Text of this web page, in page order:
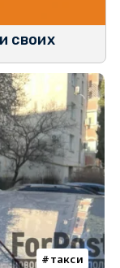
своих
такси